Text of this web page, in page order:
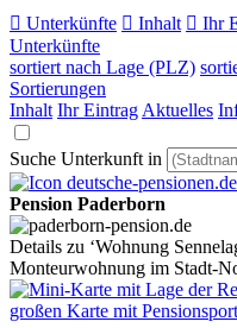
 Unterkünfte  Inhalt  Ihr
Unterkünfte
sortiert nach Lage (PLZ)
Sortierungen
Inhalt Ihr Eintrag Aktuelles
Suche Unterkunft in
Pension Paderborn
Details zu ‘Wohnung
Monteurwohnung im Stadt-